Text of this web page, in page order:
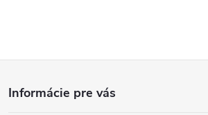
Informácie pre vás